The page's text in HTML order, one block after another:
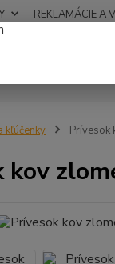
REKLAMÁCIE A
kľúčenky Prívesok
kov